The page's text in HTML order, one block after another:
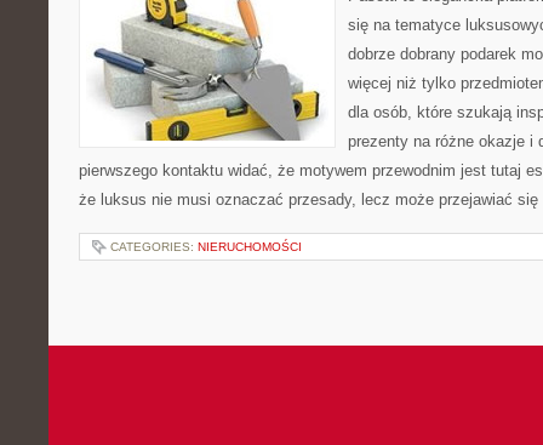
się na tematyce
dobrze dobrany podarek
więcej niż tylko
dla osób, które szukają
prezenty na różne okazje i
pierwszego kontaktu widać, że motywem przewodnim jest tutaj
że luksus nie musi oznaczać przesady, lecz może przejawiać
CATEGORIES: NIERUCHOMOŚCI